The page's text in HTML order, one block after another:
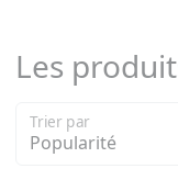
Les
Trier par